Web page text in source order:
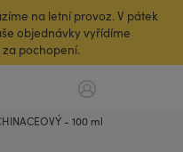
na letní provoz. V pátek
objednávky vyřídíme
pochopení.
- 100 ml